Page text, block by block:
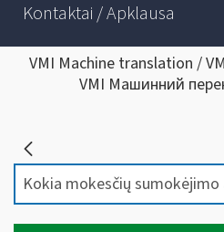
Kontaktai / Apklausa
VMI Machine translation /
VMI Машинний